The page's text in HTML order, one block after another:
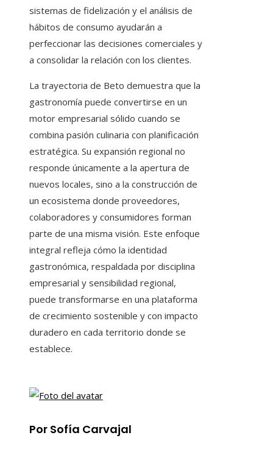
sistemas de fidelización y el análisis de
hábitos de consumo ayudarán a
perfeccionar las decisiones comerciales y
a consolidar la relación con los clientes.
La trayectoria de Beto demuestra que la
gastronomía puede convertirse en un
motor empresarial sólido cuando se
combina pasión culinaria con planificación
estratégica. Su expansión regional no
responde únicamente a la apertura de
nuevos locales, sino a la construcción de
un ecosistema donde proveedores,
colaboradores y consumidores forman
parte de una misma visión. Este enfoque
integral refleja cómo la identidad
gastronómica, respaldada por disciplina
empresarial y sensibilidad regional,
puede transformarse en una plataforma
de crecimiento sostenible y con impacto
duradero en cada territorio donde se
establece.
Por Sofía Carvajal